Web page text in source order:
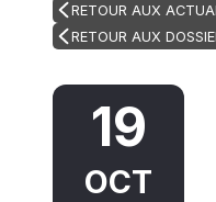
RETOUR AUX
RETOUR AUX
19
OCT